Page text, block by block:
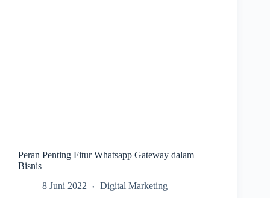
Peran Penting Fitur Whatsapp Gateway dalam
Bisnis
8 Juni 2022
Digital Marketing